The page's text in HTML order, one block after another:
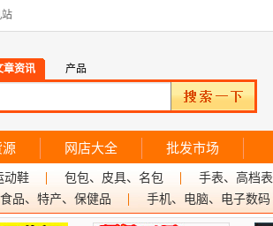
章资讯 产品
网店大全 批发市场
动鞋 包包、皮具、名包 手表、高档表
食品、特产、保健品 手机、电脑、电子数码